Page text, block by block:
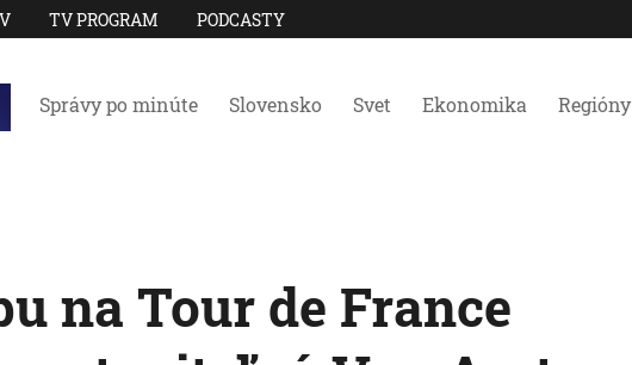
TV PROGRAM PODCASTY
Správy po minúte Slovensko Svet Ekonomika Regióny
na Tour de France